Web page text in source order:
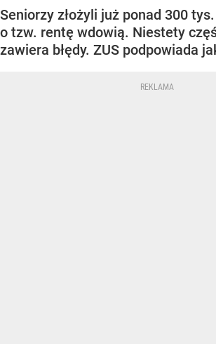
Seniorzy złożyli już ponad 300
o tzw. rentę wdowią. Niestety
zawiera błędy. ZUS podpowiada